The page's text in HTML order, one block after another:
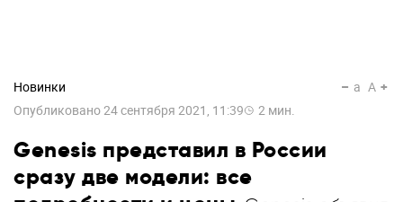
Новинки
Опубликовано24 сентября 2021, 11:39 2 мин.
a A
Genesis представил в России
сразу две модели: все